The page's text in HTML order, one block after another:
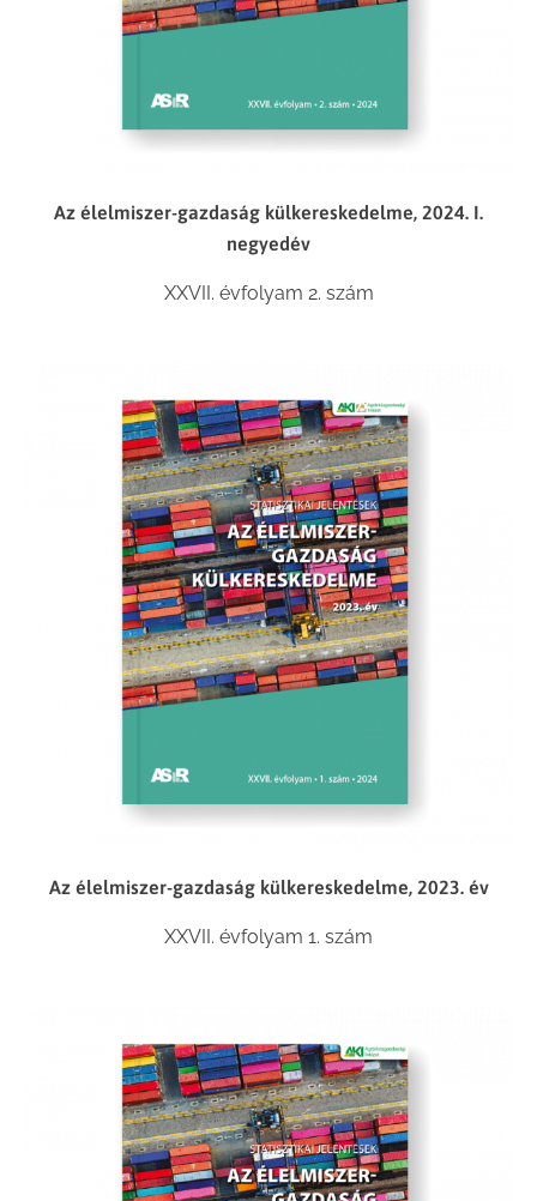
Az élelmiszer-gazdaság külkereskedelme, 2024. I.
negyedév
XXVII. évfolyam 2. szám
Az élelmiszer-gazdaság külkereskedelme, 2023. év
XXVII. évfolyam 1. szám